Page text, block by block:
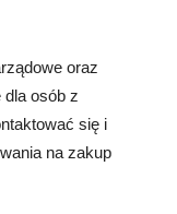
oraz
dla osób z
się i
na zakup